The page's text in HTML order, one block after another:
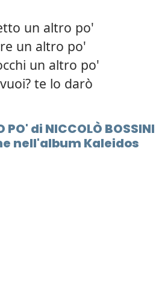
un altro po'
un altro po'
un altro po'
te lo darò
PO' di NICCOLÒ BOSSINI
nell'album Kaleidos